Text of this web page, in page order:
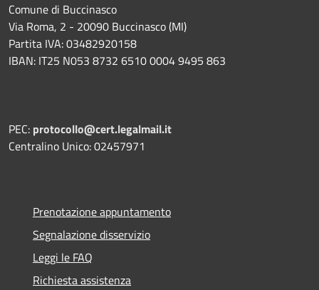
Comune di Buccinasco
Via Roma, 2 - 20090 Buccinasco (MI)
Partita IVA: 03482920158
IBAN: IT25 N053 8732 6510 0004 9495 863
PEC: protocollo@cert.legalmail.it
Centralino Unico: 02457971
Prenotazione appuntamento
Segnalazione disservizio
Leggi le FAQ
Richiesta assistenza